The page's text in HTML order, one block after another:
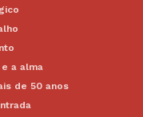
a alma
de 50 anos